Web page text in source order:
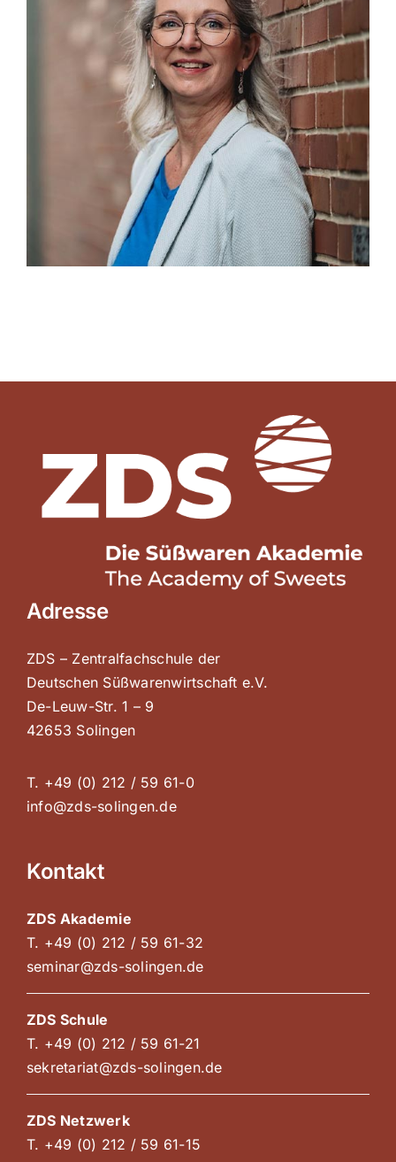
Adresse
ZDS – Zentralfachschule der
Deutschen Süßwarenwirtschaft e.V.
De-Leuw-Str. 1 – 9
42653 Solingen
T. +49 (0) 212 / 59 61-0
info@zds-solingen.de
Kontakt
ZDS Akademie
T. +49 (0) 212 / 59 61-32
seminar@zds-solingen.de
ZDS Schule
T. +49 (0) 212 / 59 61-21
sekretariat@zds-solingen.de
ZDS Netzwerk
T. +49 (0) 212 / 59 61-15